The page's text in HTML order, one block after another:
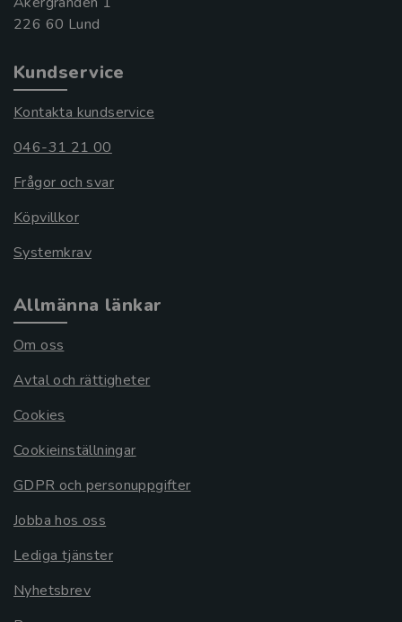
Kundservice
Kontakta kundservice
046-31 21 00
Frågor och svar
Köpvillkor
Systemkrav
Allmänna länkar
Om oss
Avtal och rättigheter
Cookies
Cookieinställningar
GDPR och personuppgifter
Jobba hos oss
Lediga tjänster
Nyhetsbrev